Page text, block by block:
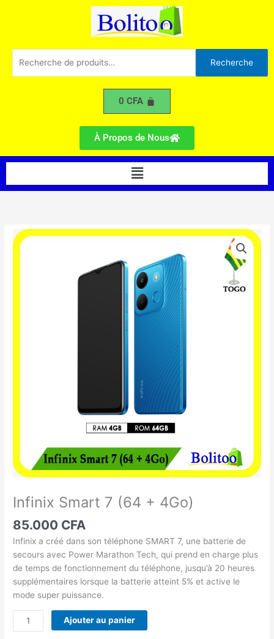
pour :
Recherche
0CFA
À Propos de Nous
Menu
Infinix Smart 7 (64 + 4Go)
85.000 CFA
Infinix a créé dans son téléphone SMART 7, une batterie de
secours avec Power Marathon Tech, qui prend en charge plus
de temps de fonctionnement du téléphone, jusqu’à 20 heures
supplémentaires lorsque la batterie atteint 5% et active le
mode super puissance.
quantité
de
Ajouter au panier